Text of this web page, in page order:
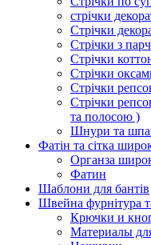
стрічки
Стрічки
Стрічки з
Стрічки
Стрічки
Стрічки
Стрічки
та полосою )
Шнури та
Фатін та сітка
Органза
Фатин
Шаблони для бантів
Швейна фурнітура
Крючки и
Материалы